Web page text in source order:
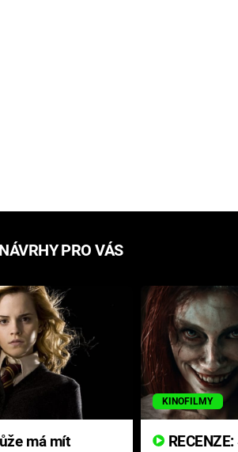
NÁVRHY PRO VÁS
má mít
KINOFILMY